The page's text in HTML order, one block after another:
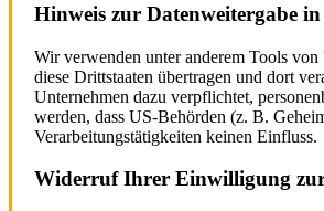
Hinweis zur Datenweitergabe
Wir verwenden unter anderem Tools
diese Drittstaaten übertragen und dort
Unternehmen dazu verpflichtet,
werden, dass US-Behörden (z. B.
Verarbeitungstätigkeiten keinen Einfluss.
Widerruf Ihrer Einwilligung